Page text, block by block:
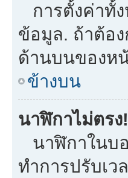
การตั้งค่าทั้
ข้อมูล. ถ้าต้อ
ด้านบนของห
ข้างบน
นาฬิกาไม่ตรง!
นาฬิกาในบ
ทำการปรับเว